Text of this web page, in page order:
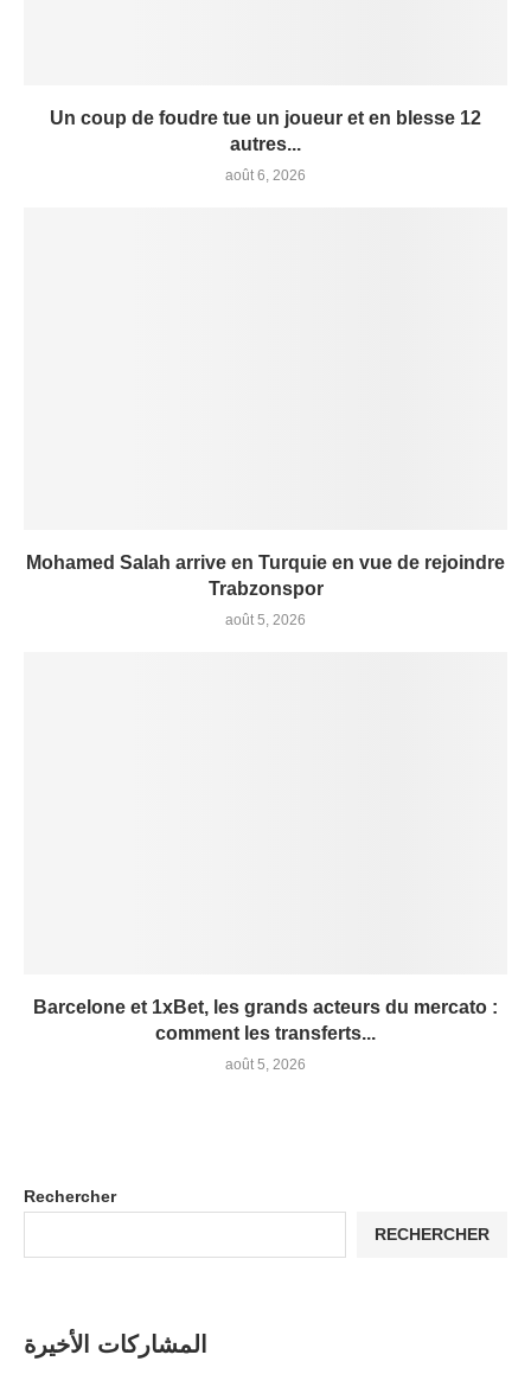
Un coup de foudre tue un joueur et en blesse 12
autres...
août 6, 2026
Mohamed Salah arrive en Turquie en vue de rejoindre
Trabzonspor
août 5, 2026
Barcelone et 1xBet, les grands acteurs du mercato :
comment les transferts...
août 5, 2026
Rechercher
RECHERCHER
المشاركات الأخيرة